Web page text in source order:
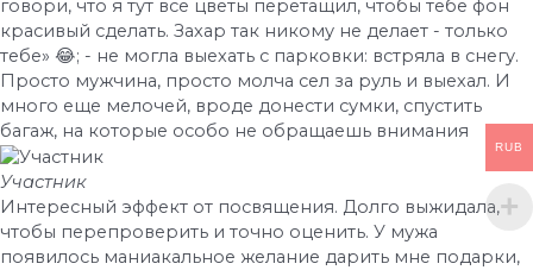
говори, что я тут все цветы перетащил, чтобы тебе фон
красивый сделать. Захар так никому не делает - только
тебе» 😂; - не могла выехать с парковки: встряла в снегу.
Просто мужчина, просто молча сел за руль и выехал. И
много еще мелочей, вроде донести сумки, спустить
багаж, на которые особо не обращаешь внимания
Участник
Интересный эффект от посвящения. Долго выжидала,
чтобы перепроверить и точно оценить. У мужа
появилось маниакальное желание дарить мне подарки,
RUB